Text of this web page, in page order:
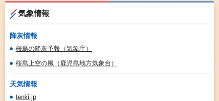
気象情報
降灰情報
桜島の降灰予報（気象庁）
桜島上空の風（鹿児島地方気象台）
天気情報
tenki.jp